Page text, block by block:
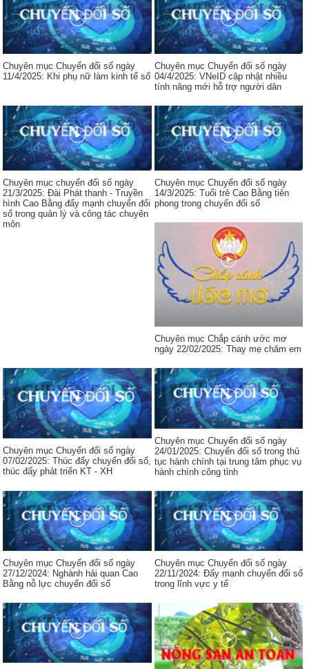
Chuyên mục Chuyển đổi số ngày
11/4/2025: Khi phụ nữ làm kinh tế số
Chuyên mục Chuyển đổi số ngày
04/4/2025: VNeID cập nhật nhiều
tính năng mới hỗ trợ người dân
Chuyên mục chuyển đổi số ngày
21/3/2025: Đài Phát thanh - Truyền
hình Cao Bằng đẩy mạnh chuyển đổi
số trong quản lý và công tác chuyên
môn
Chuyên mục Chuyển đổi số ngày
14/3/2025: Tuổi trẻ Cao Bằng tiên
phong trong chuyển đổi số
Chuyên mục Chắp cánh ước mơ
ngày 22/02/2025: Thay mẹ chăm em
Chuyên mục Chuyển đổi số ngày
07/02/2025: Thúc đẩy chuyển đổi số,
thúc đẩy phát triển KT - XH
Chuyên mục Chuyển đổi số ngày
24/01/2025: Chuyển đổi số trong thủ
tục hành chính tại trung tâm phục vụ
hành chính công tỉnh
Chuyên mục Chuyển đổi số ngày
27/12/2024: Nghành hải quan Cao
Bằng nỗ lực chuyển đổi số
Chuyên mục Chuyển đổi số ngày
22/11/2024: Đẩy mạnh chuyển đổi số
trong lĩnh vực y tế